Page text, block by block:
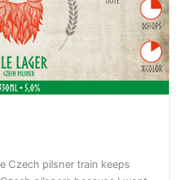
Czech pilsner train keeps